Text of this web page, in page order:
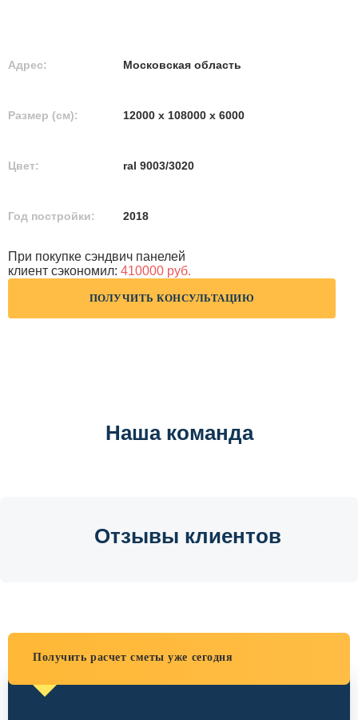
Адрес: Московская область
Размер (см): 12000 х 108000 х 6000
Цвет: ral 9003/3020
Год постройки: 2018
При покупке сэндвич панелей
клиент сэкономил: 410000 руб.
ПОЛУЧИТЬ КОНСУЛЬТАЦИЮ
Наша команда
Отзывы клиентов
Получить расчет сметы уже сегодня